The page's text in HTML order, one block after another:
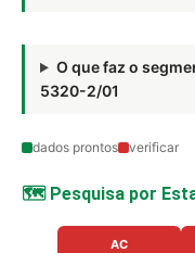
O que faz o
5320-2/01
dados prontos verificar
🗺️ Pesquisa por
AC